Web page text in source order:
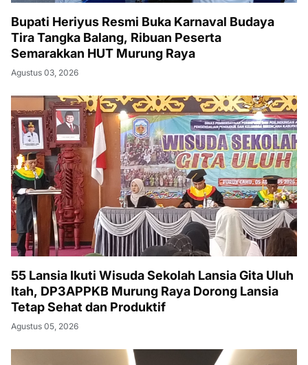
Bupati Heriyus Resmi Buka Karnaval Budaya
Tira Tangka Balang, Ribuan Peserta
Semarakkan HUT Murung Raya
Agustus 03, 2026
55 Lansia Ikuti Wisuda Sekolah Lansia Gita Uluh
Itah, DP3APPKB Murung Raya Dorong Lansia
Tetap Sehat dan Produktif
Agustus 05, 2026